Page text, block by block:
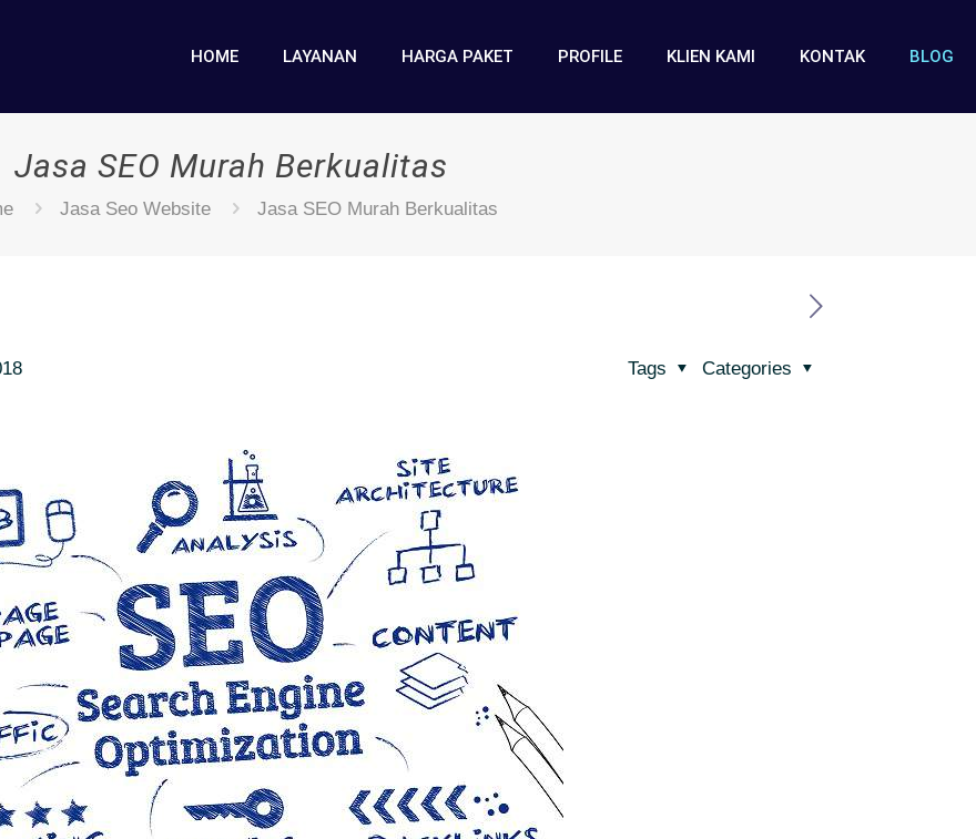
HOME LAYANAN HARGA PAKET PROFILE KLIEN KAMI KONTAK BLOG
Jasa SEO Murah Berkualitas
Jasa Seo Website Jasa SEO Murah Berkualitas
Categories
Tags